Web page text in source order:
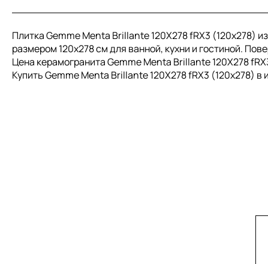
Плитка Gemme Menta Brillante 120X278 fRX3 (120x278)
размером 120x278 см для ванной, кухни и гостиной.
Цена керамогранита Gemme Menta Brillante 120X278
Купить Gemme Menta Brillante 120X278 fRX3 (120x278)